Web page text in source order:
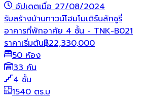
อัปเดตเมื่อ 27/08/2024
รับสร้างบ้านทาวน์โฮมโมเดิร์นลักชูรี่
อาคารที่พักอาศัย 4 ชั้น - TNK-B021
ราคาเริ่มต้น฿22,330,000
50 ห้อง
33 คัน
4 ชั้น
1540 ตร.ม